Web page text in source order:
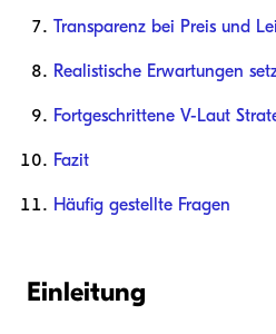
Transparenz bei Preis und
Realistische Erwartungen
Fortgeschrittene V-Laut
Fazit
Häufig gestellte Fragen
Einleitung